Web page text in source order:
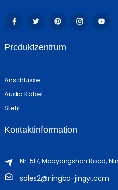
Produktzentrum
Anschlüsse
Audio Kabel
Steht
Kontaktinformation
Nr. 517, Maoyangshan Road,
sales2@ningbo-jingyi.com